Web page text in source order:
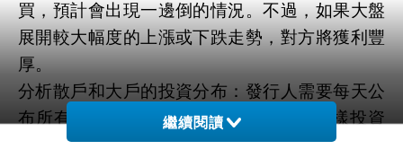
買，預計會出現一邊倒的情況。不過，如果大盤
展開較大幅度的上漲或下跌走勢，對方將獲利豐
厚。
分析散戶和大戶的投資分布：發行人需要每天公
布所有牛熊證(街貨)的投資分布情況，這樣投資
者不僅可以分析散戶對市場的看法，還可以分析
繼續閱讀